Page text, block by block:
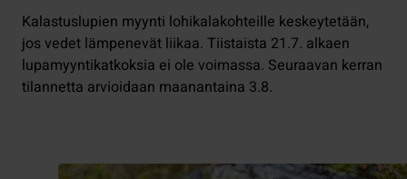
Kalastuslupien myynti lohikalakohteille keskeytetään,
jos vedet lämpenevät liikaa. Tiistaista 21.7. alkaen
lupamyyntikatkoksia ei ole voimassa. Seuraavan kerran
tilannetta arvioidaan maanantaina 3.8.